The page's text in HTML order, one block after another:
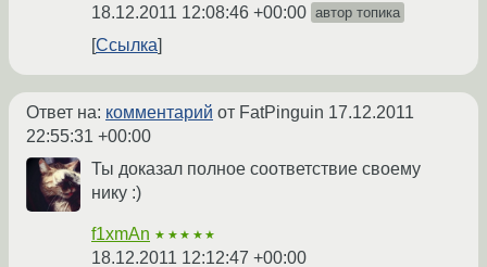
18.12.2011 12:08:46 +00:00 автор топика
Ссылка
Ответ на: комментарий от FatPinguin 17.12.2011
22:55:31 +00:00
Ты доказал полное соответствие своему
нику :)
f1xmAn ★★★★★
18.12.2011 12:12:47 +00:00